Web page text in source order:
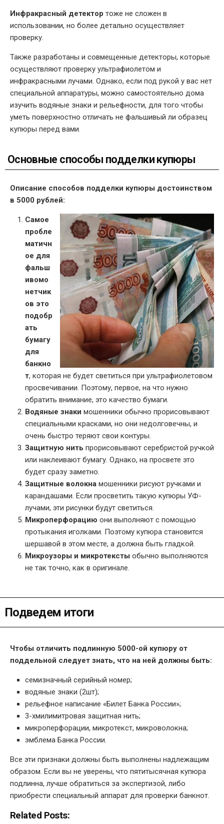
Инфракрасный детектор тоже не сложен в
использовании, но более детально осуществляет
проверку.
Также разработаны и совмещенные детекторы, которые
осуществляют проверку ультрафиолетом и
инфракрасными лучами. Однако, если под рукой у вас нет
специальной аппаратуры, можно самостоятельно дома
изучить водяные знаки и рельефности, для того чтобы
уметь поверхностно отличать не фальшивый ли образец
купюры перед вами.
Основные способы подделки купюры
Описание способов подделки купюры достоинством
в 5000 рублей:
Самое
пробле
матичн
ое для
фальш
ивомо
нетчик
ов это
подобр
ать
бумагу
для
банкно
т, которая не будет светиться при ультрафиолетовом
просвечивании. Поэтому, первое, на что нужно
обратить внимание, это качество бумаги.
Водяные знаки мошенники обычно прорисовывают
специальными красками, но они недолговечны, и
очень быстро теряют свои контуры.
Защитную нить прорисовывают серебристой ручкой
или наклеивают бумагу. Однако, на просвете это
будет сразу заметно.
Защитные волокна мошенники рисуют ручками и
карандашами. Если просветить такую купюры УФ-
лучами, эти рисунки будут светиться.
Микроперфорацию они выполняют с помощью
протыкания иголками. Поэтому купюра становится
шершавой в этом месте, а должна быть гладкой.
Микроузоры и микротексты обычно выполняются
не так точно, как в оригинале.
Подведем итоги
Чтобы отличить подлинную 5000-ой купюру от
поддельной следует знать, что на ней должны быть:
семизначный серийный номер;
водяные знаки (2шт);
рельефное написание «Билет Банка России»;
3-хмилимитровая защитная нить;
микроперфорации, микротекст, микроволокна;
эмблема Банка России.
Все эти признаки должны быть выполнены надлежащим
образом. Если вы не уверены, что пятитысячная купюра
подлинна, лучше обратиться за экспертизой, либо
приобрести специальный аппарат для проверки банкнот.
Related Posts: